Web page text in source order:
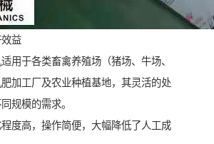
益
用于各类畜禽养殖场（猪场、牛场、
加工厂及农业种植基地，其灵活的处
规模的需求。
度高，操作简便，大幅降低了人工成